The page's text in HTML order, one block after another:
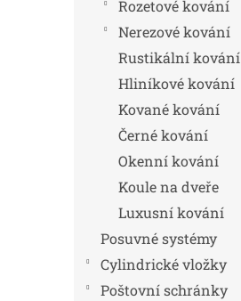
Rozetové kování
Nerezové kování
Rustikální kování
Hliníkové kování
Kované kování
Černé kování
Okenní kování
Koule na dveře
Luxusní kování
Posuvné systémy
Cylindrické vložky
Poštovní schránky